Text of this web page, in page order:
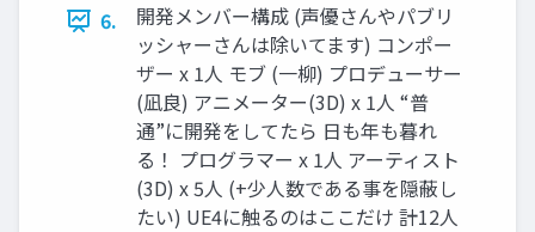
6.
開発メンバー構成 (声優さんやパブリ
ッシャーさんは除いてます) コンポー
ザー x 1人 モブ (一柳) プロデューサー
(凪良) アニメーター(3D) x 1人 “普
通”に開発をしてたら 日も年も暮れ
る！ プログラマー x 1人 アーティスト
(3D) x 5人 (+少人数である事を隠蔽し
たい) UE4に触るのはここだけ 計12人